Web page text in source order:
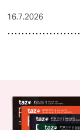
16.7.2026